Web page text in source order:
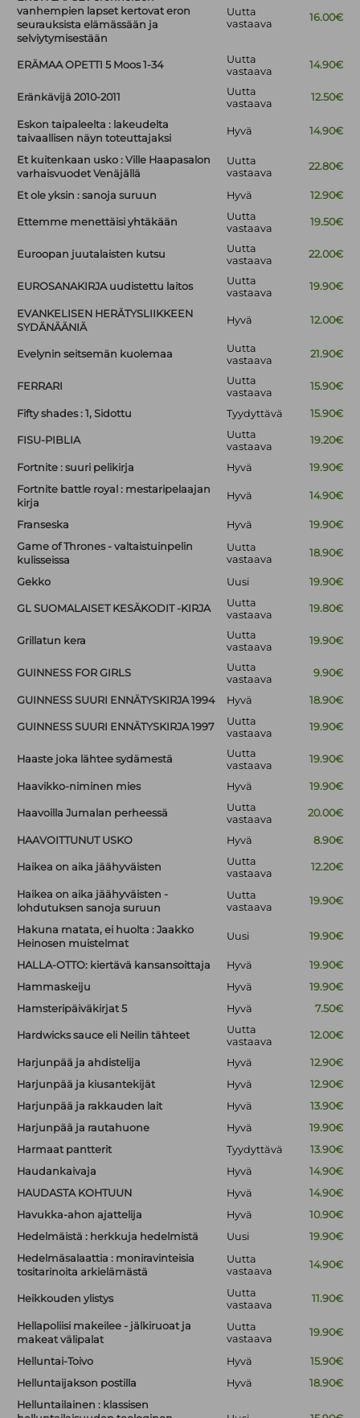
vanhempien lapset kertovat eron
seurauksista elämässään ja
selviytymisestään
Uutta
vastaava
16.00€
ERÄMAA OPETTI 5 Moos 1-34
Uutta
vastaava
14.90€
Eränkävijä 2010-2011
Uutta
vastaava
12.50€
Eskon taipaleelta : lakeudelta
taivaallisen näyn toteuttajaksi
Hyvä 14.90€
Et kuitenkaan usko : Ville Haapasalon
varhaisvuodet Venäjällä
Uutta
vastaava
22.80€
Et ole yksin : sanoja suruun Hyvä 12.90€
Ettemme menettäisi yhtäkään
Uutta
vastaava
19.50€
Euroopan juutalaisten kutsu
Uutta
vastaava
22.00€
EUROSANAKIRJA uudistettu laitos
Uutta
vastaava
19.90€
EVANKELISEN HERÄTYSLIIKKEEN
SYDÄNÄÄNIÄ
Hyvä 12.00€
Evelynin seitsemän kuolemaa
Uutta
vastaava
21.90€
FERRARI
Uutta
vastaava
15.90€
Fifty shades : 1, Sidottu Tyydyttävä 15.90€
FISU-PIBLIA
Uutta
vastaava
19.20€
Fortnite : suuri pelikirja Hyvä
19.90€
Fortnite battle royal : mestaripelaajan
kirja
Hyvä 14.90€
Franseska Hyvä
19.90€
Game of Thrones - valtaistuinpelin
kulisseissa
Uutta
vastaava
18.90€
Gekko Uusi 19.90€
GL SUOMALAISET KESÄKODIT -KIRJA
Uutta
vastaava
19.80€
Grillatun kera
Uutta
vastaava
19.90€
GUINNESS FOR GIRLS
Uutta
vastaava
9.90€
GUINNESS SUURI ENNÄTYSKIRJA 1994 Hyvä 18.90€
GUINNESS SUURI ENNÄTYSKIRJA 1997
Uutta
vastaava
19.90€
Haaste joka lähtee sydämestä
Uutta
vastaava
19.90€
Haavikko-niminen mies Hyvä 19.90€
Haavoilla Jumalan perheessä
Uutta
vastaava
20.00€
HAAVOITTUNUT USKO Hyvä 8.90€
Haikea on aika jäähyväisten
Uutta
vastaava
12.20€
Haikea on aika jäähyväisten -
lohdutuksen sanoja suruun
Uutta
vastaava
19.90€
Hakuna matata, ei huolta : Jaakko
Heinosen muistelmat
Uusi 19.90€
HALLA-OTTO: kiertävä kansansoittaja Hyvä
19.90€
Hammaskeiju
Hyvä
19.90€
Hamsteripäiväkirjat 5
Hyvä 7.50€
Hardwicks sauce eli Neilin tähteet
Uutta
vastaava
12.00€
Harjunpää ja ahdistelija Hyvä
12.90€
Harjunpää ja kiusantekijät
Hyvä
12.90€
Harjunpää ja rakkauden lait
Hyvä
13.90€
Harjunpää ja rautahuone
Hyvä
19.90€
Harmaat pantterit
Tyydyttävä
13.90€
Haudankaivaja
Hyvä
14.90€
HAUDASTA KOHTUUN
Hyvä
14.90€
Havukka-ahon ajattelija
Hyvä
10.90€
Hedelmäistä : herkkuja hedelmistä
Uusi
19.90€
Hedelmäsalaattia : moniravinteisia
tositarinoita arkielämästä
Uutta
vastaava
14.90€
Heikkouden ylistys
Uutta
vastaava
11.90€
Hellapoliisi makeilee - jälkiruoat ja
makeat välipalat
Uutta
vastaava
19.90€
Helluntai-Toivo Hyvä
15.90€
Helluntaijakson postilla
Hyvä
18.90€
Helluntailainen : klassisen